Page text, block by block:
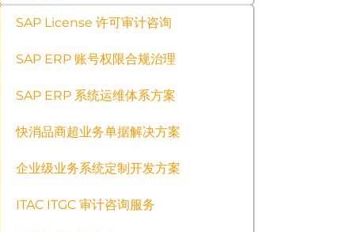
SAP License 许可审计咨询
SAP ERP 账号权限合规治理
SAP ERP 系统运维体系方案
快消品商超业务单据解决方案
企业级业务系统定制开发方案
ITAC ITGC 审计咨询服务